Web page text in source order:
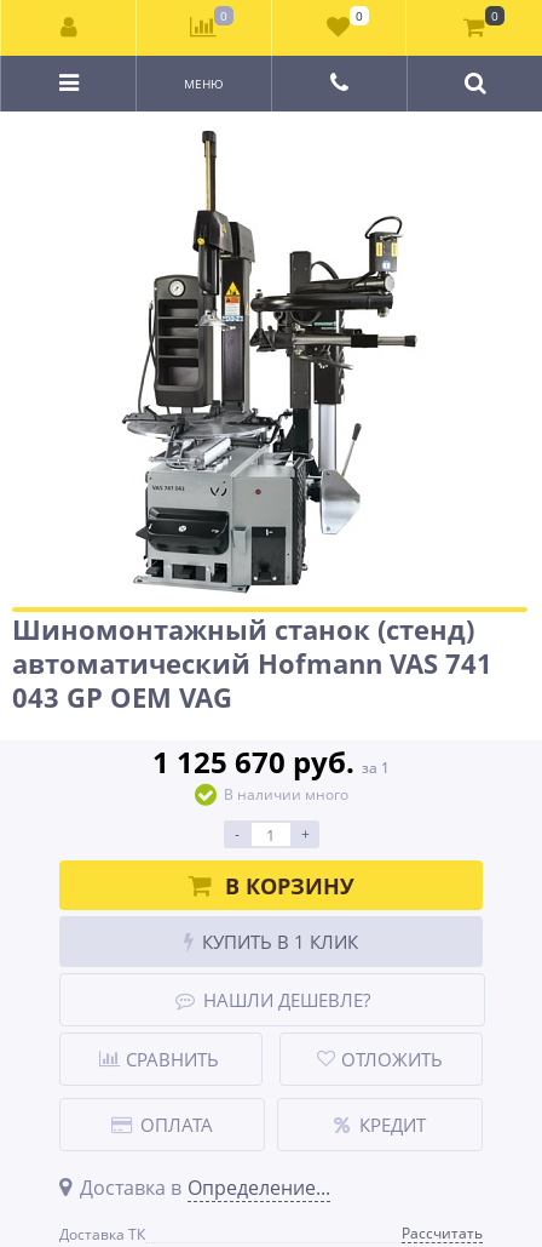
МЕНЮ
Шиномонтажный станок (стенд)
автоматический Hofmann VAS 741
043 GP OEM VAG
1 125 670 руб. за 1
В наличии много
-
+
В КОРЗИНУ
КУПИТЬ В 1 КЛИК
НАШЛИ ДЕШЕВЛЕ?
СРАВНИТЬ ОТЛОЖИТЬ
ОПЛАТА КРЕДИТ
Доставка в Определение...
Доставка ТК
Рассчитать
0 0 0